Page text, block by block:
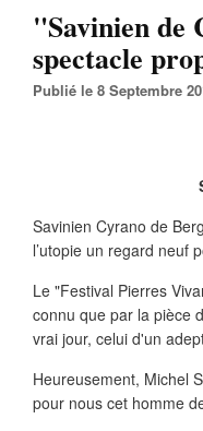
"Savinien de
spectacle
Publié le 8 Septembre
Savinien Cyrano de
l’utopie un regard neuf
Le "Festival Pierres
connu que par la pièce
vrai jour, celui d'un
Heureusement, Michel
pour nous cet homme